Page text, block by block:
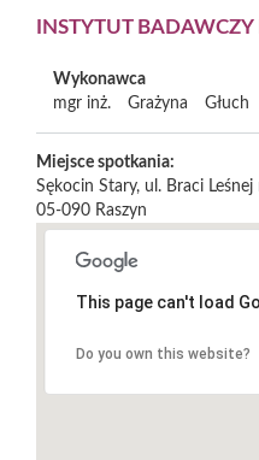
INSTYTUT
Wykonawca
mgr inż.
Grażyna Głuch
Miejsce spotkania:
Sękocin Stary, ul. Braci Leśnej
05-090 Raszyn
This page can't load
Do you own this website?